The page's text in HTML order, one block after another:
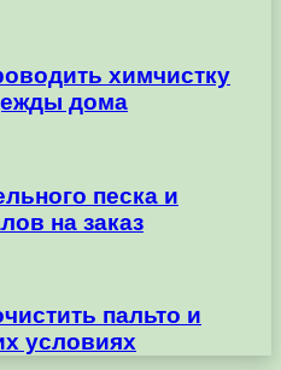
химчистку
дома
песка и
на заказ
пальто и
условиях